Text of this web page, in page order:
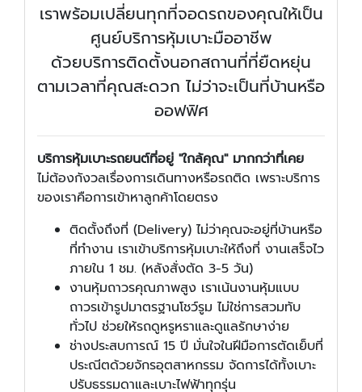
เราพร้อมเปลี่ยนทุกที่จอดรถของคุณให้เป็น
ศูนย์บริการหุ้มเบาะมืออาชีพ
ด้วยบริการติดตั้งนอกสถานที่ที่ยืดหยุ่น
ตามเวลาที่คุณสะดวก ไม่ว่าจะเป็นที่บ้านหรือ
ออฟฟิศ
บริการหุ้มเบาะรถยนต์ที่อยู่ "ใกล้คุณ" มากกว่าที่เคย
ไม่ต้องกังวลเรื่องการเดินทางหรือรถติด เพราะบริการ
ของเราคือการเข้าหาลูกค้าโดยตรง
ติดตั้งถึงที่ (Delivery) ไม่ว่าคุณจะอยู่ที่บ้านหรือ
ที่ทำงาน เราเข้าบริการหุ้มเบาะให้ถึงที่ งานเสร็จไว
ภายใน 1 ชม. (หลังสั่งตัด 3-5 วัน)
งานหุ้มถาวรคุณภาพสูง เราเน้นงานหุ้มแบบ
ถาวรเข้ารูปมาตรฐานโชว์รูม ไม่ใช่การสวมทับ
ทั่วไป ช่วยให้รถดูหรูหราและดูแลรักษาง่าย
ช่างประสบการณ์ 15 ปี มั่นใจในฝีมือการตัดเย็บที่
ประณีตด้วยจักรอุตสาหกรรม จัดการได้ทั้งเบาะ
ปรับธรรมดาและเบาะไฟฟ้าทุกรุ่น